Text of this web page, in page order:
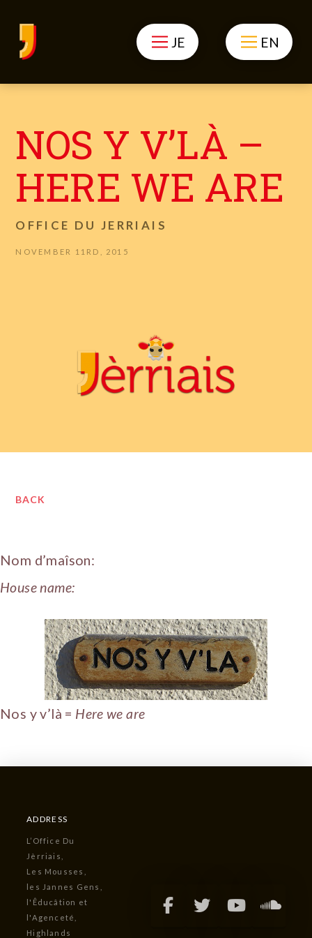
JE EN
NOS Y V’LÀ –
HERE WE ARE
OFFICE DU JERRIAIS
NOVEMBER 11RD, 2015
BACK
Nom d’maîson:
House name:
Nos y v’là = Here we are
ADDRESS
L’Office Du
Jèrriais,
Les Mousses,
les Jannes Gens,
l'Êducâtion et
l'Agenceté,
Highlands